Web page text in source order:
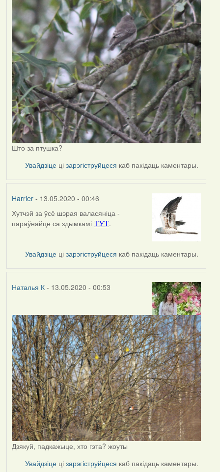
Што за птушка?
Увайдзіце цізарэгіструйцеся каб пакідаць каментары.
Harrier- 13.05.2020 - 00:46
In
reply
Наталья
К
Хутчэй за ўсё шэрая валасяніца -
параўнайце са здымкамі ТУТ.
Увайдзіце цізарэгіструйцеся каб пакідаць каментары.
Наталья К- 13.05.2020 - 00:53
Дзякуй, падкажыце, хто гэта? жоуты
Увайдзіце цізарэгіструйцеся каб пакідаць каментары.